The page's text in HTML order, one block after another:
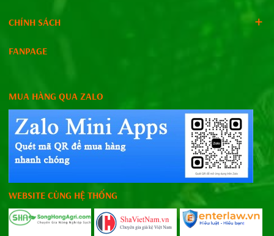
CHÍNH SÁCH
FANPAGE
MUA HÀNG QUA ZALO
WEBSITE CÙNG HỆ THỐNG